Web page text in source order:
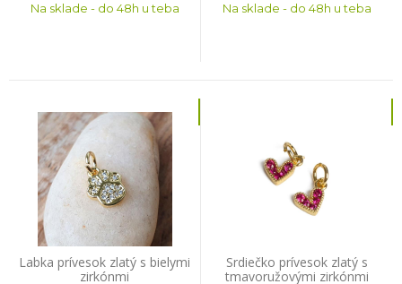
Na sklade - do 48h u teba Na sklade - do 48h u teba
Labka prívesok zlatý s bielymi
zirkónmi
Srdiečko prívesok zlatý s
tmavoružovými zirkónmi